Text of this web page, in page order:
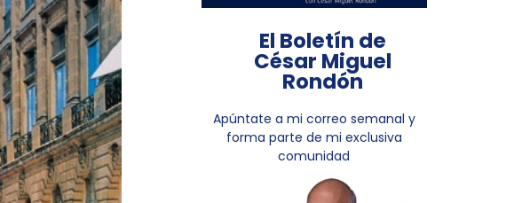
El Boletín de
César Miguel
Rondón
Apúntate a mi correo semanal y
forma parte de mi exclusiva
comunidad